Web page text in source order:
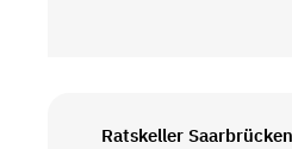
Ratskeller Saarbrücken